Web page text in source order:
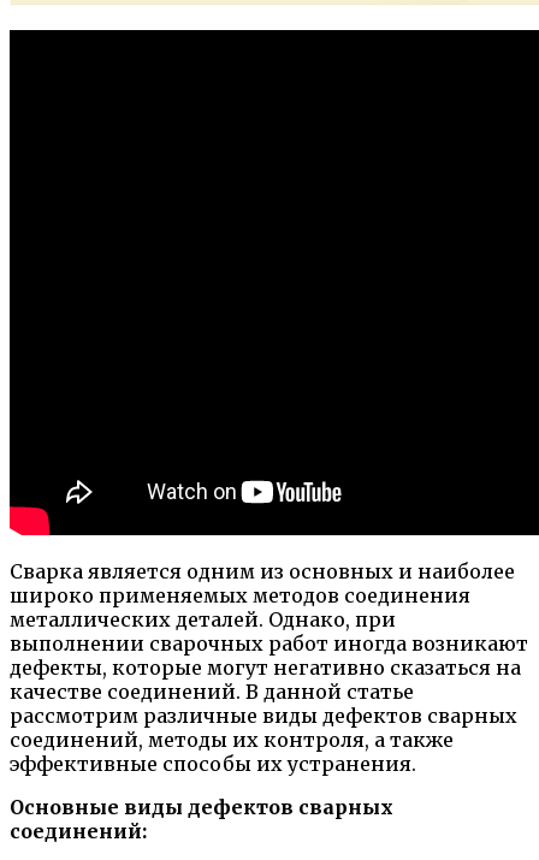
Сварка является одним из основных и наиболее
широко применяемых методов соединения
металлических деталей. Однако, при
выполнении сварочных работ иногда возникают
дефекты, которые могут негативно сказаться на
качестве соединений. В данной статье
рассмотрим различные виды дефектов сварных
соединений, методы их контроля, а также
эффективные способы их устранения.
Основные виды дефектов сварных
соединений: